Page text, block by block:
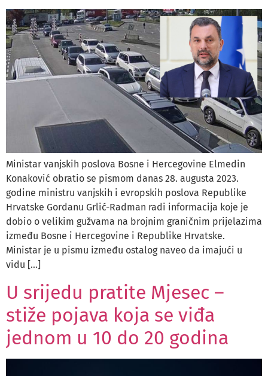
Ministar vanjskih poslova Bosne i Hercegovine Elmedin
Konaković obratio se pismom danas 28. augusta 2023.
godine ministru vanjskih i evropskih poslova Republike
Hrvatske Gordanu Grlić-Radman radi informacija koje je
dobio o velikim gužvama na brojnim graničnim prijelazima
između Bosne i Hercegovine i Republike Hrvatske.
Ministar je u pismu između ostalog naveo da imajući u
vidu […]
U srijedu pratite Mjesec –
stiže pojava koja se viđa
jednom u 10 do 20 godina